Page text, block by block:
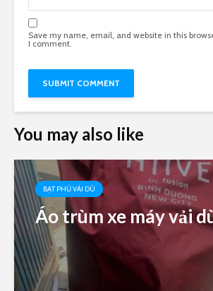
Save my name, email, and website in this
I comment.
You may also like
BẠT PHỦ VẢI DÙ
Áo trùm xe máy vải